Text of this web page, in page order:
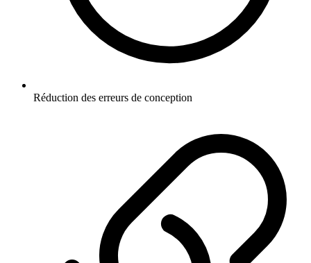
Réduction des erreurs de conception